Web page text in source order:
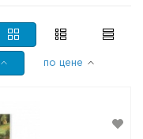
по цене